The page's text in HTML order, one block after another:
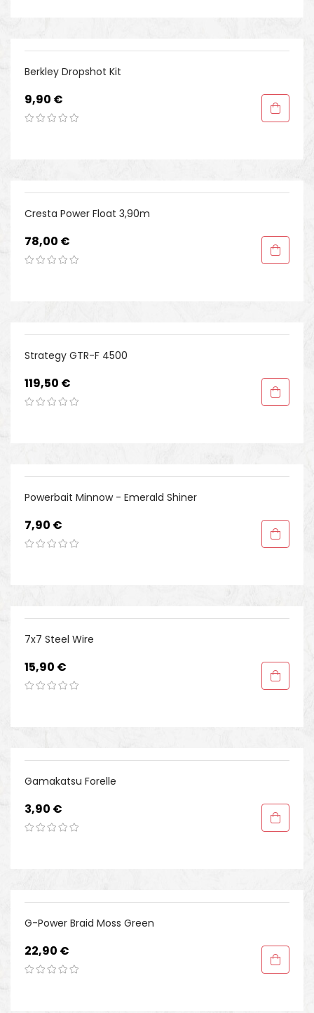
Berkley Dropshot Kit
Preis
9,90 €
Cresta Power Float 3,90m
Preis
78,00 €
Strategy GTR-F 4500
Preis
119,50 €
Powerbait Minnow - Emerald Shiner
Preis
7,90 €
7x7 Steel Wire
Preis
15,90 €
Gamakatsu Forelle
Preis
3,90 €
G-Power Braid Moss Green
Preis
22,90 €